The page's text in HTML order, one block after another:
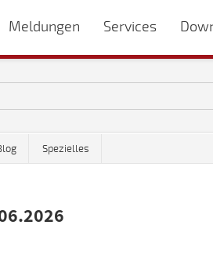
Meldungen Services
Spezielles